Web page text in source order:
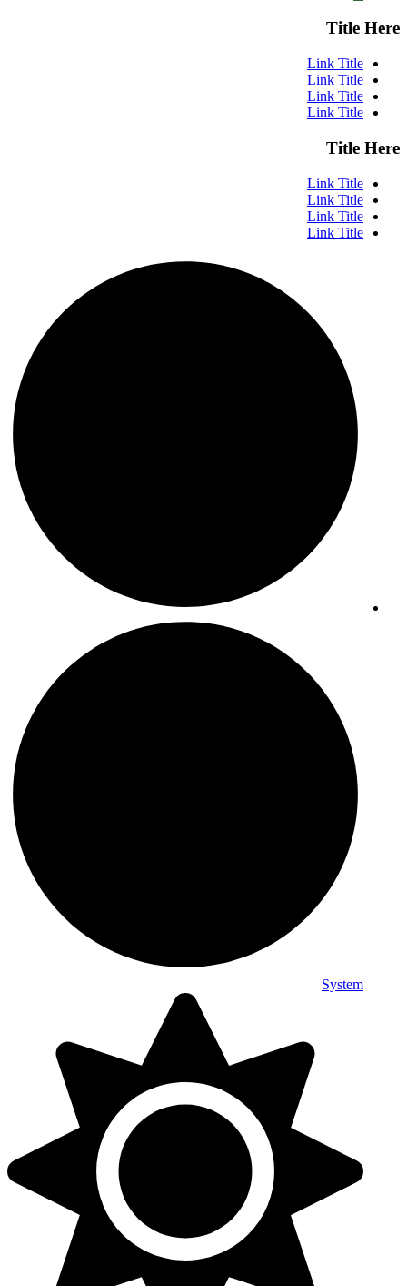
Title Here
Link Title
Link Title
Link Title
Link Title
Title Here
Link Title
Link Title
Link Title
Link Title
System